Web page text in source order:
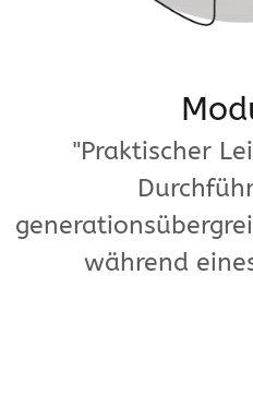
"Praktischer
während